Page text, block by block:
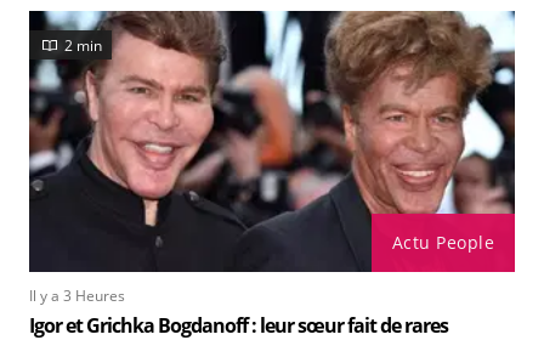
Actu People
2 min
Il y a 3 Heures
Igor et Grichka Bogdanoff : leur sœur fait de rares